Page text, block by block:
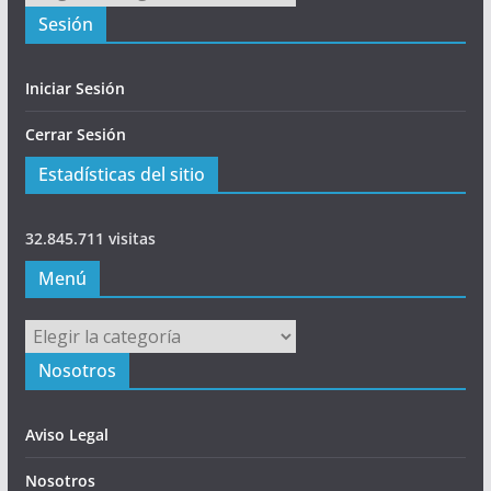
Sesión
Iniciar Sesión
Cerrar Sesión
Estadísticas del sitio
32.845.711 visitas
Menú
Menú
Nosotros
Aviso Legal
Nosotros